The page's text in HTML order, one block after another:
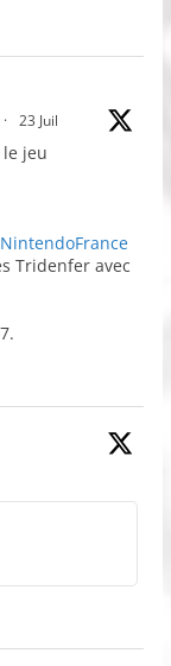
· 23 Juil
le jeu
Tridenfer avec